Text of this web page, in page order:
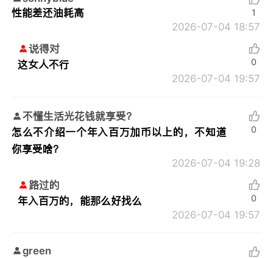
性能差还油耗高
2026-07-04 18:57
1
说得对
这女人不行
2026-07-04 19:57
0
不懂生活光花钱就享受？
怎么不介绍一个年入百万加币以上的，不知道
你享受啥？
2026-07-04 19:28
0
路过的
年入百万的，能那么好找么
2026-07-04 19:57
0
green